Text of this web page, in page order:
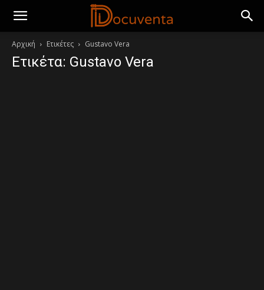
Αρχική Ετικέτες Gustavo Vera
Ετικέτα: Gustavo Vera